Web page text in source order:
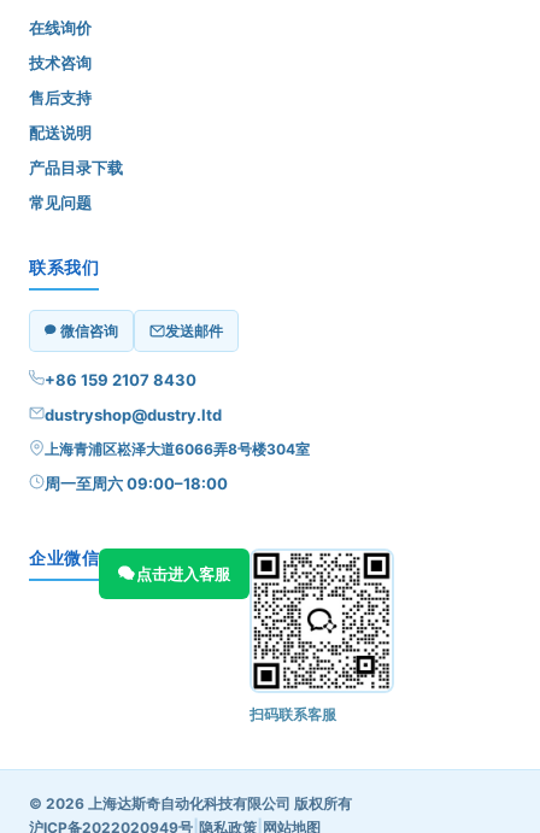
在线询价
技术咨询
售后支持
配送说明
产品目录下载
常见问题
联系我们
微信咨询 发送邮件
+86 159 2107 8430
dustryshop@dustry.ltd
上海青浦区崧泽大道6066弄8号楼304室
周一至周六 09:00–18:00
企业微信
点击进入客服
扫码联系客服
© 2026 上海达斯奇自动化科技有限公司 版权所有
沪ICP备2022020949号 隐私政策 网站地图